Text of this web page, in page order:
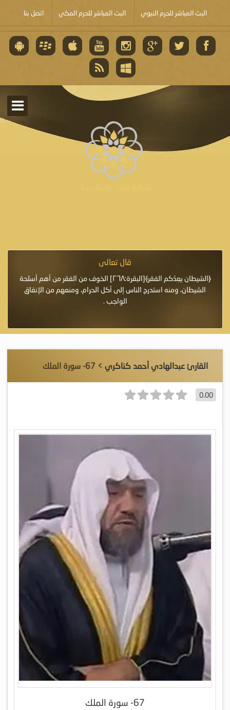
البث المباشر للحرم النبوي البث المباشر للحرم المكي اتصل بنا
قال تعالى
﴿الشيطان يعِدُكم الفقر﴾[البقرة:٢٦٨] الخوف من الفقر من أهم أسلحة
الشيطان، ومنه استدرج الناس إلى أكل الحرام، ومنعهم من الإنفاق
الواجب .
القارئ عبدالهادي أحمد كناكري > 67- سورة الملك
0.00
67- سورة الملك